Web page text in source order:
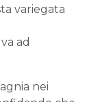
variegata
ad
nei